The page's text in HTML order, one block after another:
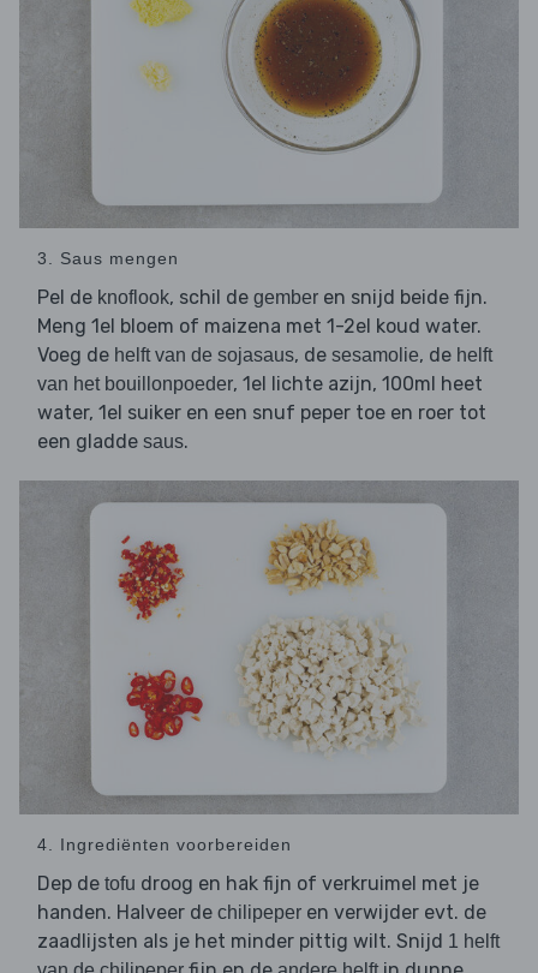
3. Saus mengen
Pel de knoflook, schil de gember en snijd beide fijn.
Meng 1el bloem of maizena met 1-2el koud water.
Voeg de helft van de sojasaus, de sesamolie, de helft
van het bouillonpoeder, 1el lichte azijn, 100ml heet
water, 1el suiker en een snuf peper toe en roer tot
een gladde saus.
4. Ingrediënten voorbereiden
Dep de tofu droog en hak fijn of verkruimel met je
handen. Halveer de chilipeper en verwijder evt. de
zaadlijsten als je het minder pittig wilt. Snijd 1 helft